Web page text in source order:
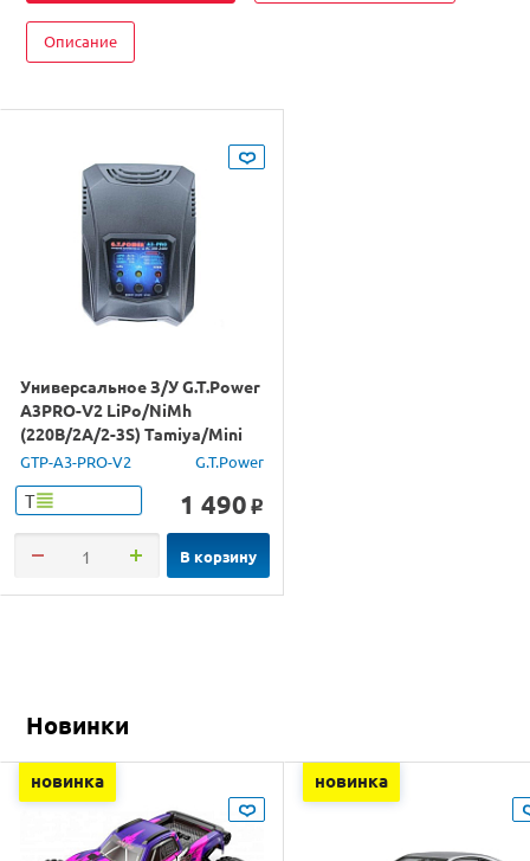
Описание
Универсальное З/У G.T.Power
A3PRO-V2 LiPo/NiMh
(220В/2A/2-3S) Tamiya/Mini
Tamiya
GTP-A3-PRO-V2 G.T.Power
Т 1 490 o
В корзину
Новинки
новинка новинка